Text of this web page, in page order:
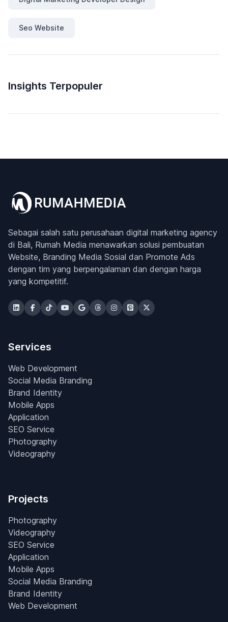
Seo Website
Insights Terpopuler
Sebagai salah satu perusahaan digital marketing agency
di Bali, Rumah Media menawarkan solusi pembuatan
Website, Branding Media Sosial dan Promote Ads
dengan tim yang berpengalaman dan dengan harga
yang kompetitif.
Services
Web Development
Social Media Branding
Brand Identity
Mobile Apps
Application
SEO Service
Photography
Videography
Projects
Photography
Videography
SEO Service
Application
Mobile Apps
Social Media Branding
Brand Identity
Web Development